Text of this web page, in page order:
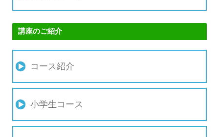
講座のご紹介
コース紹介
小学生コース